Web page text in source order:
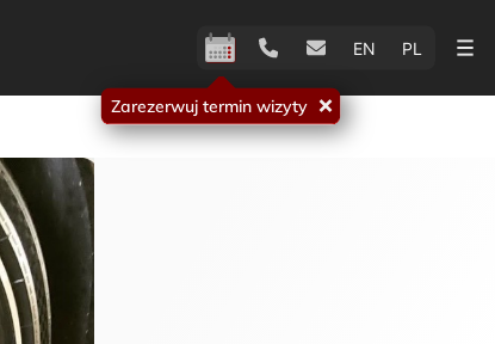
Zarezerwuj termin wizyty
EN PL